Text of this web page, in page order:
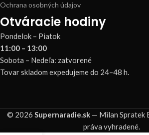
Ochrana osobných údajov
Otváracie hodiny
Pondelok – Piatok
11:00 – 13:00
Sobota – Nedeľa: zatvorené
Tovar skladom expedujeme do 24–48 h.
© 2026 Supernaradie.sk — Milan Spratek
práva vyhradené.